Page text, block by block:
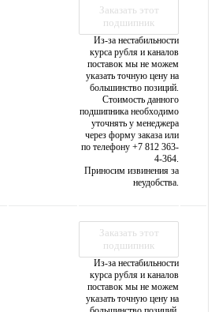
Заказать этот
подшипник
Из-за нестабильности
курса рубля и каналов
поставок мы не можем
указать точную цену на
большинство позиций.
Стоимость данного
подшипника необходимо
уточнять у менеджера
через форму заказа или
по телефону +7 812 363-
4-364.
Приносим извинения за
неудобства.
Заказать этот
подшипник
Из-за нестабильности
курса рубля и каналов
поставок мы не можем
указать точную цену на